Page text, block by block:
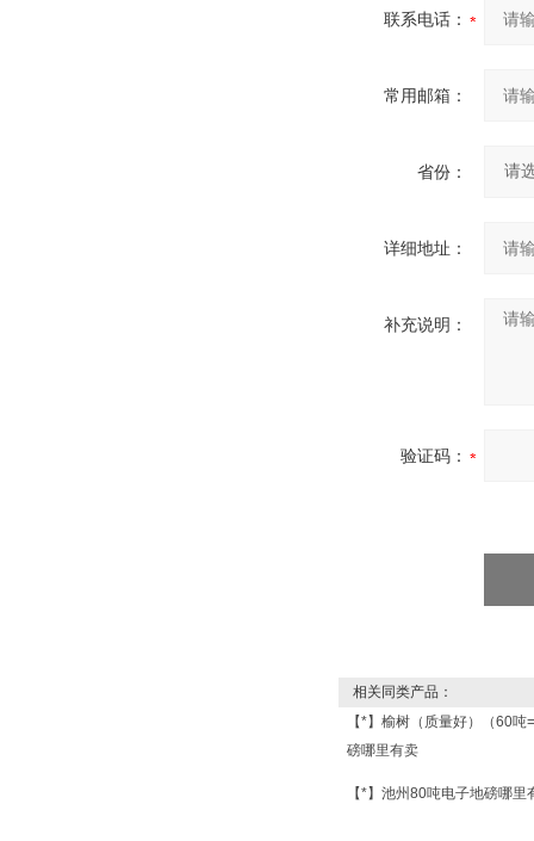
联系电话：
常用邮箱：
省份：
详细地址：
补充说明：
验证码：
相关同类产品：
【*】榆树（质量好）（60
磅哪里有卖
【*】池州80吨电子地磅哪里